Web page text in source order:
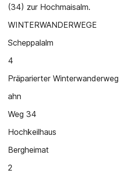
(34) zur Hochmaisalm.
WINTERWANDERWEGE
Scheppalalm
4
Präparierter Winterwanderweg
ahn
Weg 34
Hochkeilhaus
Bergheimat
2